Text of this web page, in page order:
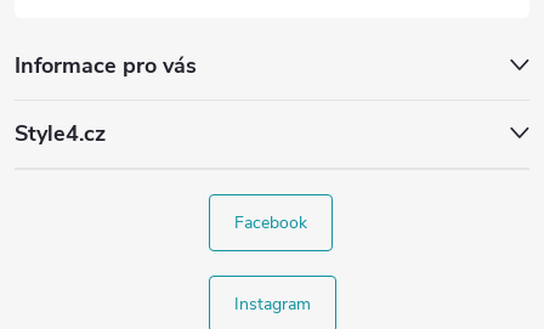
Informace pro vás
Style4.cz
Facebook
Instagram